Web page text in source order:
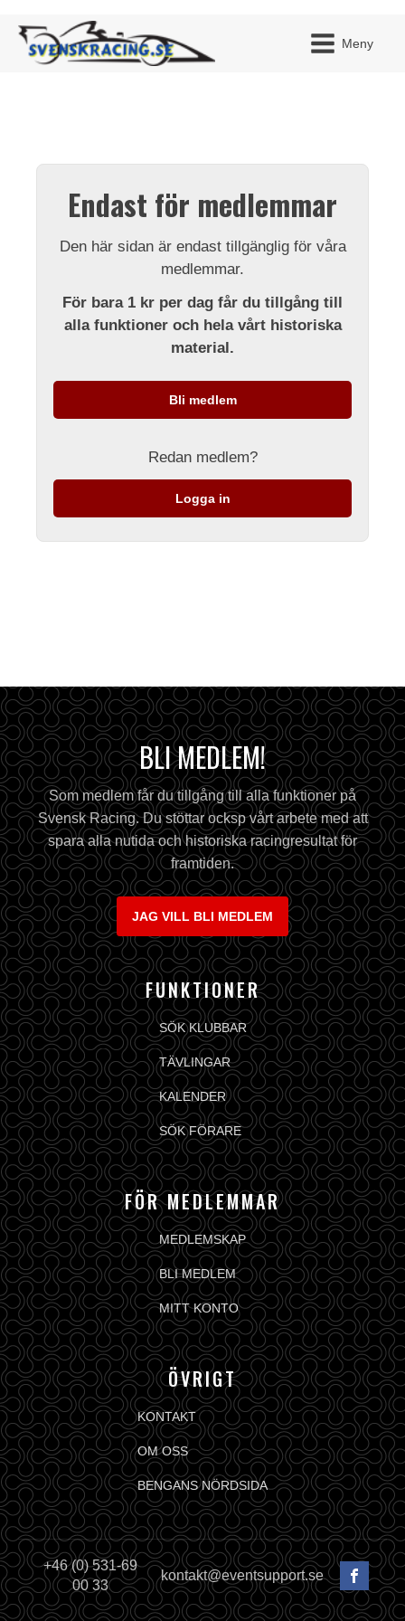
Meny
Endast för medlemmar
Den här sidan är endast tillgänglig för våra
medlemmar.
För bara 1 kr per dag får du tillgång till
alla funktioner och hela vårt historiska
material.
Bli medlem
Redan medlem?
Logga in
BLI MEDLEM!
Som medlem får du tillgång till alla funktioner på
Svensk Racing. Du stöttar ocksp vårt arbete med att
spara alla nutida och historiska racingresultat för
framtiden.
JAG VILL BLI MEDLEM
FUNKTIONER
SÖK KLUBBAR
TÄVLINGAR
KALENDER
SÖK FÖRARE
FÖR MEDLEMMAR
MEDLEMSKAP
BLI MEDLEM
MITT KONTO
ÖVRIGT
KONTAKT
OM OSS
BENGANS NÖRDSIDA
+46 (0) 531-69
00 33
kontakt@eventsupport.se